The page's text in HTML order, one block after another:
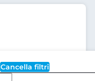
Cancella filtri